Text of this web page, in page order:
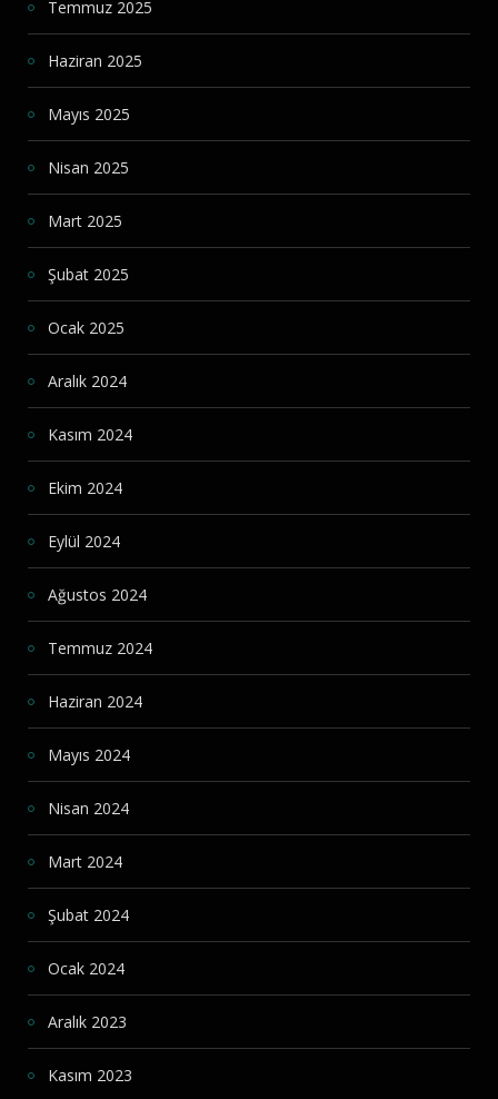
Temmuz 2025
Haziran 2025
Mayıs 2025
Nisan 2025
Mart 2025
Şubat 2025
Ocak 2025
Aralık 2024
Kasım 2024
Ekim 2024
Eylül 2024
Ağustos 2024
Temmuz 2024
Haziran 2024
Mayıs 2024
Nisan 2024
Mart 2024
Şubat 2024
Ocak 2024
Aralık 2023
Kasım 2023